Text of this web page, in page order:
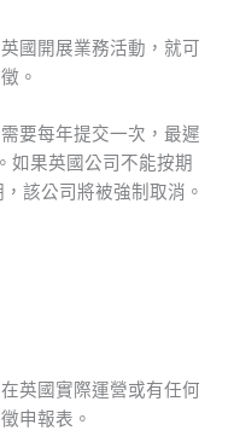
國開展業務活動，就可
。
要每年提交一次，最遲
如果英國公司不能按期
該公司將被強制取消。
英國實際運營或有任何
申報表。